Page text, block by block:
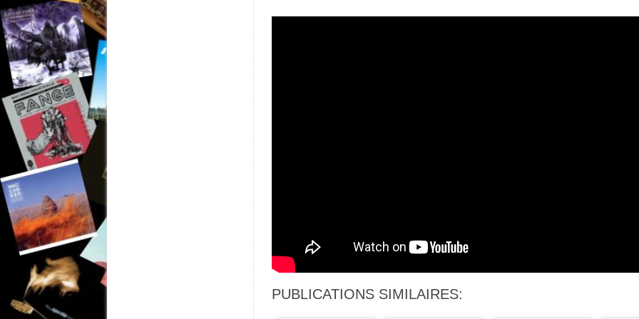
PUBLICATIONS SIMILAIRES: